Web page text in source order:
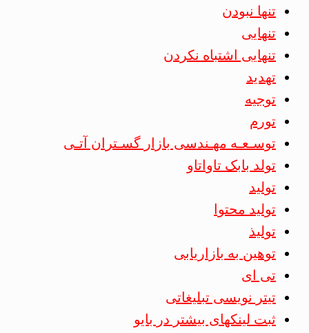
تنها نبودن
تنهایی
تنهایی اشتباه نکردن
تهدید
توجیه
تورم
توسـعـه مهـندسی بازار گسـتران آتـی
تولد بابک تاواتاو
تولید
تولید محتوا
تولیذ
توهین به بازاریابی
تی ای
تیتر نویسی تبلیغاتی
ثبت لینکهای بیشتر در بایو